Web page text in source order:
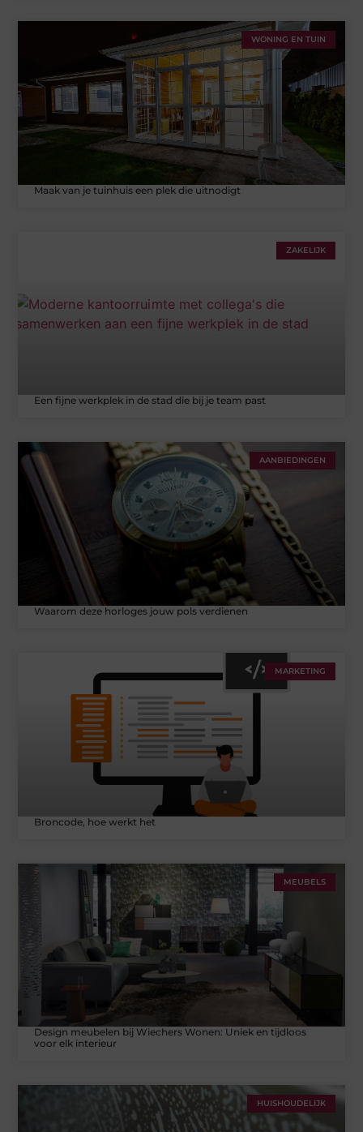
WONING EN TUIN
Maak van je tuinhuis een plek die uitnodigt
ZAKELIJK
Een fijne werkplek in de stad die bij je team past
AANBIEDINGEN
Waarom deze horloges jouw pols verdienen
MARKETING
Broncode, hoe werkt het
MEUBELS
Design meubelen bij Wiechers Wonen: Uniek en tijdloos
voor elk interieur
HUISHOUDELIJK